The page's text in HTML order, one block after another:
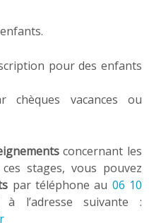
pour des enfants
chèques vacances ou
concernant les
stages, vous pouvez
par téléphone au 06 10
l’adresse suivante :